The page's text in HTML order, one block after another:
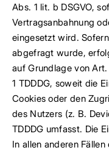
Abs. 1 lit. b DSGVO,
Vertragsanbahnung
eingesetzt wird.
abgefragt wurde,
auf Grundlage von
1 TDDDG, soweit die
Cookies oder den
des Nutzers (z. B.
TDDDG umfasst. Die
In allen anderen